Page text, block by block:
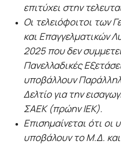
επιτύχει στην
Οι τελειόφοιτοι των
και Επαγγελματικών
2025 που δεν
Πανελλαδικές
υποβάλλουν
Δελτίο για την
ΣΑΕΚ (πρώην ΙΕΚ).
Επισημαίνεται ότι
υποβάλουν το Μ.Δ.